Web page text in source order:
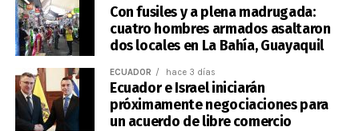
Con fusiles y a plena madrugada:
cuatro hombres armados asaltaron
dos locales en La Bahía, Guayaquil
ECUADOR hace 3 días
Ecuador e Israel iniciarán
próximamente negociaciones para
un acuerdo de libre comercio